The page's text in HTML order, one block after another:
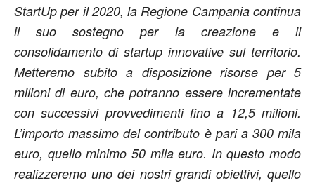
StartUp per il 2020, la Regione Campania continua
il suo sostegno per la creazione e il
consolidamento di startup innovative sul territorio.
Metteremo subito a disposizione risorse per 5
milioni di euro, che potranno essere incrementate
con successivi provvedimenti fino a 12,5 milioni.
L’importo massimo del contributo è pari a 300 mila
euro, quello minimo 50 mila euro. In questo modo
realizzeremo uno dei nostri grandi obiettivi, quello